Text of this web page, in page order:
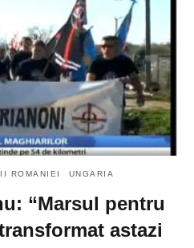
ROMANIEI UNGARIA
“Marsul pentru
astazi